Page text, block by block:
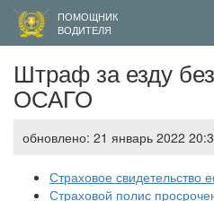
ПОМОЩНИК
ВОДИТЕЛЯ
Штраф за езду
ОСАГО
обновлено: 21 январь 2022
Страховое свидетельство
Страховой полис